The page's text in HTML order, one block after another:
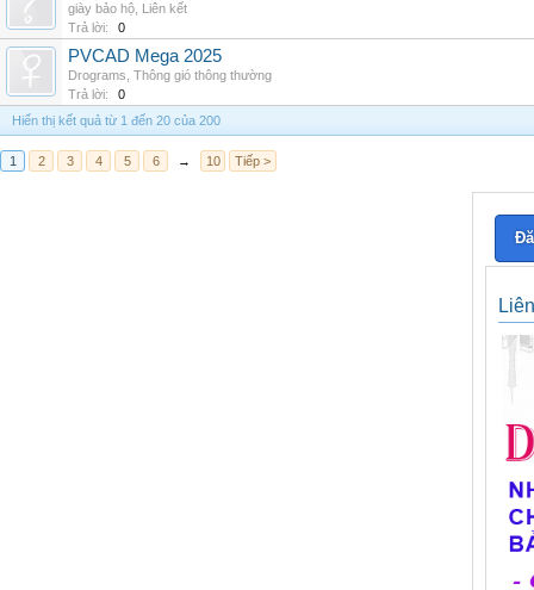
giày bảo hộ Liên kết
Trả lời:
0
PVCAD Mega 2025
Drograms Thông gió thông thường
Trả lời:
0
Hiển thị kết quả từ 1 đến 20 của 200
1 2 3 4 5 6 → 10 Tiếp >